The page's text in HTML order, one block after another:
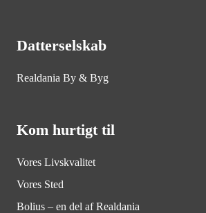
Datterselskab
Realdania By & Byg
Kom hurtigt til
Vores Livskvalitet
Vores Sted
Bolius – en del af Realdania